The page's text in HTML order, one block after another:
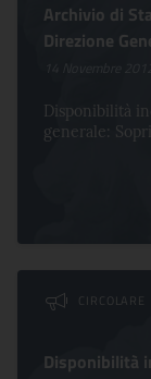
Archivio di
Direzione
14 Novembre 2012
Disponibilità
generale:
CIRCOLARE
Disponibilità